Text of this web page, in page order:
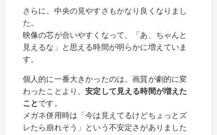
さらに、中央の見やすさもかなり良くなりまし
た。
映像の芯が合いやすくなって、「あ、ちゃんと
見えるな」と思える時間が明らかに増えていま
す。
個人的に一番大きかったのは、画質が劇的に変
わったことより、安定して見える時間が増えた
ことです。
メガネ併用時は「今は見えてるけどちょっとズ
レたら崩れそう」という不安定さがありました